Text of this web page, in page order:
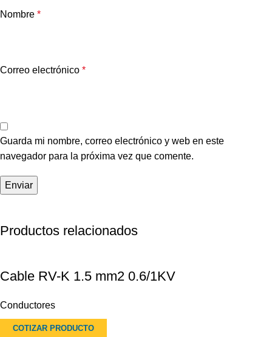
Nombre *
Correo electrónico *
Guarda mi nombre, correo electrónico y web en este
navegador para la próxima vez que comente.
Productos relacionados
Cable RV-K 1.5 mm2 0.6/1KV
Conductores
COTIZAR PRODUCTO